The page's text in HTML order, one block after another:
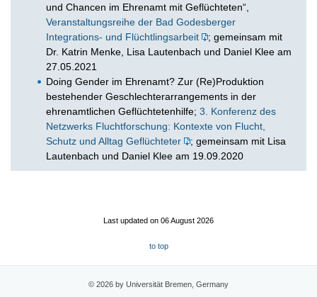
und Chancen im Ehrenamt mit Geflüchteten“,
Veranstaltungsreihe der Bad Godesberger
Integrations- und Flüchtlingsarbeit
; gemeinsam mit
Dr. Katrin Menke, Lisa Lautenbach und Daniel Klee am
27.05.2021
Doing Gender im Ehrenamt? Zur (Re)Produktion
bestehender Geschlechterarrangements in der
ehrenamtlichen Geflüchtetenhilfe; 3. Konferenz des
Netzwerks Fluchtforschung: Kontexte von Flucht,
Schutz und Alltag Geflüchteter
; gemeinsam mit Lisa
Lautenbach und Daniel Klee am 19.09.2020
Last updated on 06 August 2026
to top
© 2026 by Universität Bremen, Germany